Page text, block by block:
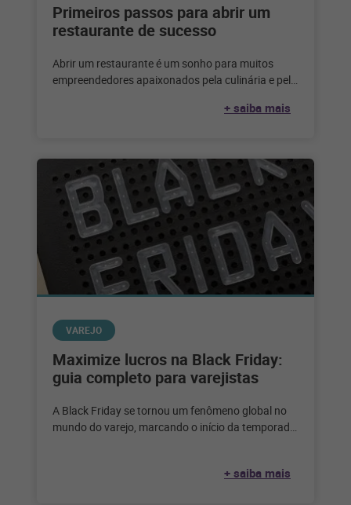
Primeiros passos para abrir um
restaurante de sucesso
Abrir um restaurante é um sonho para muitos
empreendedores apaixonados pela culinária e pelo
+ saiba mais
VAREJO
Maximize lucros na Black Friday:
guia completo para varejistas
A Black Friday se tornou um fenômeno global no
mundo do varejo, marcando o início da temporada
+ saiba mais